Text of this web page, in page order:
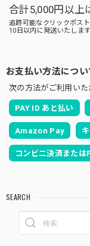
合計5,000円以上
追跡可能なクリックポス
10日以内に発送いたします
お支払い方法につい
次の方法がご利用いた
PAY ID あと払い
Amazon Pay
コンビニ決済また
SEARCH